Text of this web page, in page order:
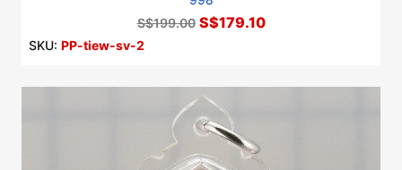
S$199.00 S$179.10
SKU: PP-tiew-sv-2